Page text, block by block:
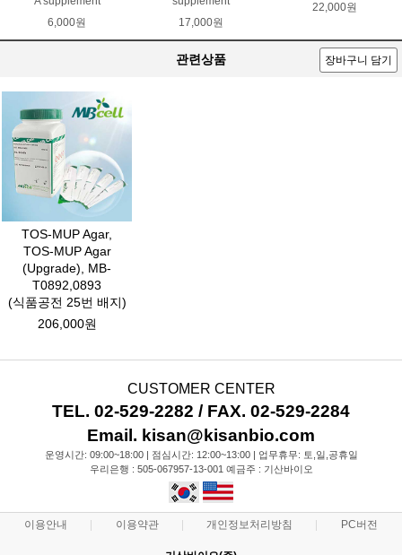
6,000원
17,000원
22,000원
관련상품 장바구니 담기
TOS-MUP Agar,
TOS-MUP Agar
(Upgrade), MB-
T0892,0893
(식품공전 25번 배지)
206,000원
CUSTOMER CENTER
TEL. 02-529-2282 / FAX. 02-529-2284
Email. kisan@kisanbio.com
운영시간: 09:00~18:00 | 점심시간: 12:00~13:00 | 업무휴무: 토,일,공휴일
우리은행 : 505-067957-13-001 예금주 : 기산바이오
이용안내 이용약관 개인정보처리방침 PC버전